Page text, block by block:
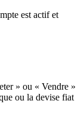
est actif et
» ou « Vendre »
ou la devise fiat